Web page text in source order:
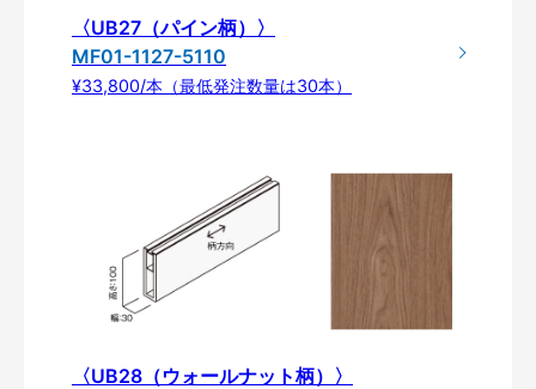
〈UB27（パイン柄）〉
MF01-1127-5110
¥33,800/本（最低発注数量は30本）
〈UB28（ウォールナット柄）〉